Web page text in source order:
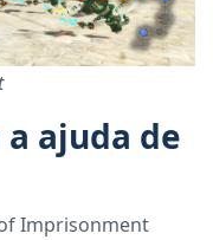
ajuda de
Imprisonment